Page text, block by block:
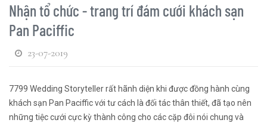
Nhận tổ chức - trang trí đám cưới khách sạn
Pan Paciffic
23-07-2019
7799 Wedding Storyteller rất hãnh diện khi được đồng hành cùng
khách sạn Pan Paciffic với tư cách là đối tác thân thiết, đã tạo nên
những tiệc cưới cực kỳ thành công cho các cặp đôi nói chung và